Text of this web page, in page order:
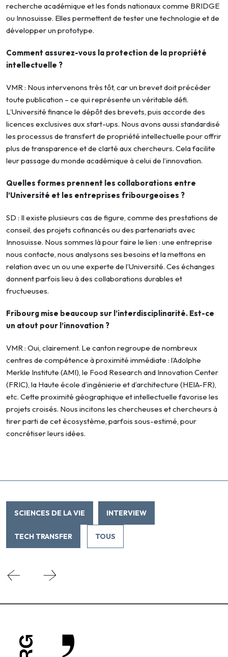
recherche académique et les fonds nationaux comme BRIDGE
ou Innosuisse. Elles permettent de tester une technologie et de
développer un prototype.
Comment assurez-vous la protection de la propriété
intellectuelle ?
VMR : Nous intervenons très tôt, car un brevet doit précéder
toute publication – ce qui représente un véritable défi.
L’Université finance le dépôt des brevets, puis accorde des
licences exclusives aux start-ups. Nous avons aussi standardisé
les processus de transfert de propriété intellectuelle pour offrir
plus de transparence et de clarté aux chercheurs. Cela facilite
leur passage du monde académique à celui de l’innovation.
Quelles formes prennent les collaborations entre
l’Université et les entreprises fribourgeoises ?
SD : Il existe plusieurs cas de figure, comme des prestations de
conseil, des projets cofinancés ou des partenariats avec
Innosuisse. Nous sommes là pour faire le lien : une entreprise
nous contacte, nous analysons ses besoins et la mettons en
relation avec un ou une experte de l’Université. Ces échanges
donnent parfois lieu à des collaborations durables et
fructueuses.
Fribourg mise beaucoup sur l’interdisciplinarité. Est-ce
un atout pour l’innovation ?
VMR : Oui, clairement. Le canton regroupe de nombreux
centres de compétence à proximité immédiate : l’Adolphe
Merkle Institute (AMI), le Food Research and Innovation Center
(FRIC), la Haute école d’ingénierie et d’architecture (HEIA-FR),
etc. Cette proximité géographique et intellectuelle favorise les
projets croisés. Nous incitons les chercheuses et chercheurs à
tirer parti de cet écosystème, parfois sous-estimé, pour
concrétiser leurs idées.
SCIENCES DE LA VIE INTERVIEW
TECH TRANSFER TOUS